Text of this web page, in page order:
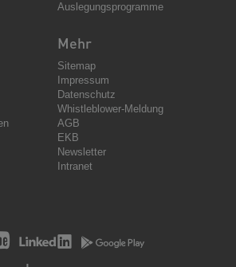
Auslegungsprogramme
Mehr
Sitemap
Impressum
Datenschutz
Whistleblower-Meldung
AGB
EKB
Newsletter
Intranet